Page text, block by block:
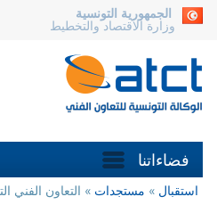
au contenu الجمهورية التونسية
وزارة الاقتصاد والتخطيط
فضاءاتنا
أنت
استقبال » مستجدات » التعاون الفني